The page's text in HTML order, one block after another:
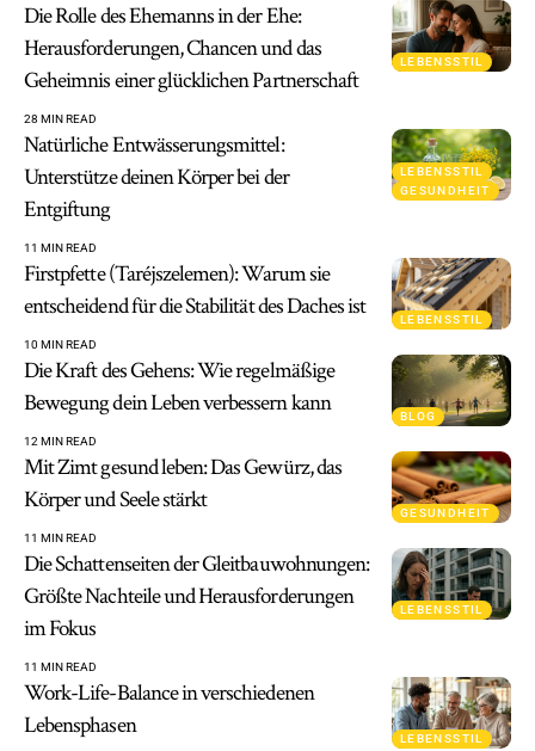
LEBENSSTIL
Die Rolle des Ehemanns in der Ehe:
Herausforderungen, Chancen und das
Geheimnis einer glücklichen Partnerschaft
28 MIN READ
LEBENSSTIL
GESUNDHEIT
Natürliche Entwässerungsmittel:
Unterstütze deinen Körper bei der
Entgiftung
11 MIN READ
LEBENSSTIL
Firstpfette (Taréjszelemen): Warum sie
entscheidend für die Stabilität des Daches ist
10 MIN READ
BLOG
Die Kraft des Gehens: Wie regelmäßige
Bewegung dein Leben verbessern kann
12 MIN READ
GESUNDHEIT
Mit Zimt gesund leben: Das Gewürz, das
Körper und Seele stärkt
11 MIN READ
LEBENSSTIL
Die Schattenseiten der Gleitbauwohnungen:
Größte Nachteile und Herausforderungen
im Fokus
11 MIN READ
LEBENSSTIL
Work-Life-Balance in verschiedenen
Lebensphasen